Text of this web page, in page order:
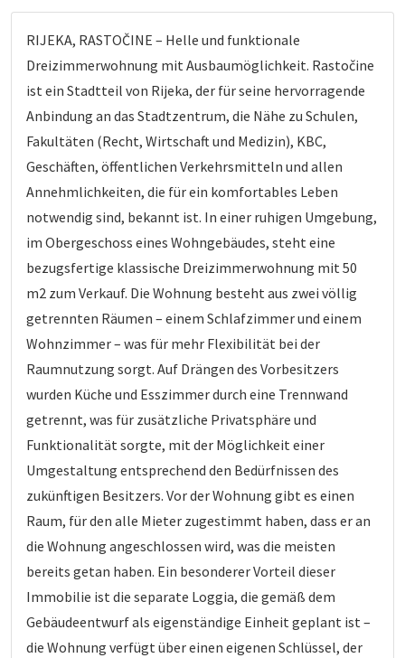
RIJEKA, RASTOČINE – Helle und funktionale
Dreizimmerwohnung mit Ausbaumöglichkeit. Rastočine
ist ein Stadtteil von Rijeka, der für seine hervorragende
Anbindung an das Stadtzentrum, die Nähe zu Schulen,
Fakultäten (Recht, Wirtschaft und Medizin), KBC,
Geschäften, öffentlichen Verkehrsmitteln und allen
Annehmlichkeiten, die für ein komfortables Leben
notwendig sind, bekannt ist. In einer ruhigen Umgebung,
im Obergeschoss eines Wohngebäudes, steht eine
bezugsfertige klassische Dreizimmerwohnung mit 50
m2 zum Verkauf. Die Wohnung besteht aus zwei völlig
getrennten Räumen – einem Schlafzimmer und einem
Wohnzimmer – was für mehr Flexibilität bei der
Raumnutzung sorgt. Auf Drängen des Vorbesitzers
wurden Küche und Esszimmer durch eine Trennwand
getrennt, was für zusätzliche Privatsphäre und
Funktionalität sorgte, mit der Möglichkeit einer
Umgestaltung entsprechend den Bedürfnissen des
zukünftigen Besitzers. Vor der Wohnung gibt es einen
Raum, für den alle Mieter zugestimmt haben, dass er an
die Wohnung angeschlossen wird, was die meisten
bereits getan haben. Ein besonderer Vorteil dieser
Immobilie ist die separate Loggia, die gemäß dem
Gebäudeentwurf als eigenständige Einheit geplant ist –
die Wohnung verfügt über einen eigenen Schlüssel, der